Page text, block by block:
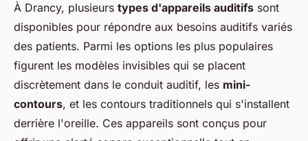
À Drancy, plusieurs types d'appareils auditifs sont
disponibles pour répondre aux besoins auditifs variés
des patients. Parmi les options les plus populaires
figurent les modèles invisibles qui se placent
discrètement dans le conduit auditif, les mini-
contours, et les contours traditionnels qui s'installent
derrière l'oreille. Ces appareils sont conçus pour